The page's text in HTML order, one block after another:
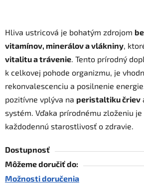
Hliva ustricová je bohatým zdrojom
vitamínov, minerálov a vlákniny,
vitalitu a trávenie. Tento prírodný
k celkovej pohode organizmu, je
rekonvalescenciu a posilnenie
pozitívne vplýva na peristaltiku čriev
systém. Vďaka prírodnému zloženiu
každodennú starostlivosť o zdravie.
Dostupnosť
Môžeme doručiť do:
Možnosti doručenia